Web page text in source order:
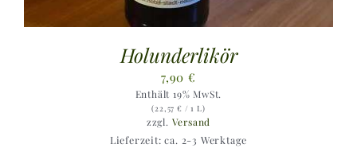
Holunderlikör
7,90€
Enthält 19% MwSt.
(22,57€ / 1 L)
zzgl. Versand
Lieferzeit: ca. 2-3 Werktage